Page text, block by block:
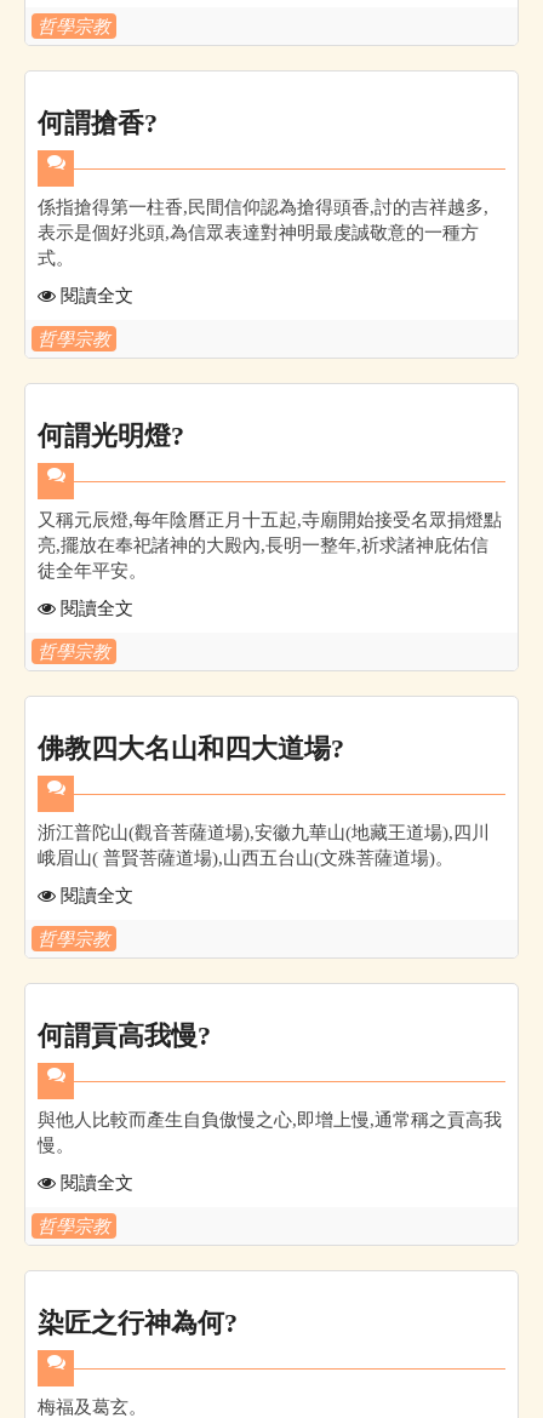
哲學宗教
何謂搶香?
係指搶得第一柱香,民間信仰認為搶得頭香,討的吉祥越多,
表示是個好兆頭,為信眾表達對神明最虔誠敬意的一種方
式。
閱讀全文
哲學宗教
何謂光明燈?
又稱元辰燈,每年陰曆正月十五起,寺廟開始接受名眾捐燈點
亮,擺放在奉祀諸神的大殿內,長明一整年,祈求諸神庇佑信
徒全年平安。
閱讀全文
哲學宗教
佛教四大名山和四大道場?
浙江普陀山(觀音菩薩道場),安徽九華山(地藏王道場),四川
峨眉山( 普賢菩薩道場),山西五台山(文殊菩薩道場)。
閱讀全文
哲學宗教
何謂貢高我慢?
與他人比較而產生自負傲慢之心,即增上慢,通常稱之貢高我
慢。
閱讀全文
哲學宗教
染匠之行神為何?
梅福及葛玄。